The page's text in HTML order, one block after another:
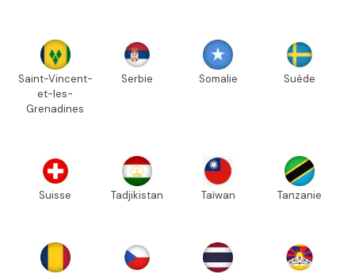
Saint-Vincent-
et-les-
Grenadines
Serbie Somalie Suède
Suisse Tadjikistan Taïwan Tanzanie